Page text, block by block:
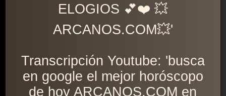
ELOGIOS 💕❤️ 💥
ARCANOS.COM💥'
Transcripción Youtube: 'busca
en google el mejor horóscopo
de hoy ARCANOS.COM en